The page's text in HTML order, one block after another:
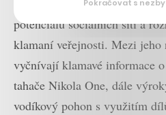
Milton měl podle žalobců
potenciálu sociálních sítí a
klamaní veřejnosti. Mezi
vyčnívají klamavé informace
tahače Nikola One, dále
vodíkový pohon s využitím
Pokračovat s